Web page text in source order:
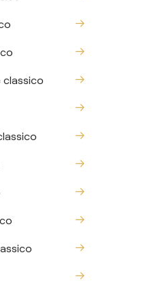
classico